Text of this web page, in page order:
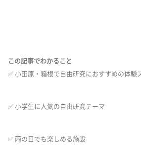
この記事でわかること
✅ 小田原・箱根で自由研究におすすめの体験
✅ 小学生に人気の自由研究テーマ
✅ 雨の日でも楽しめる施設